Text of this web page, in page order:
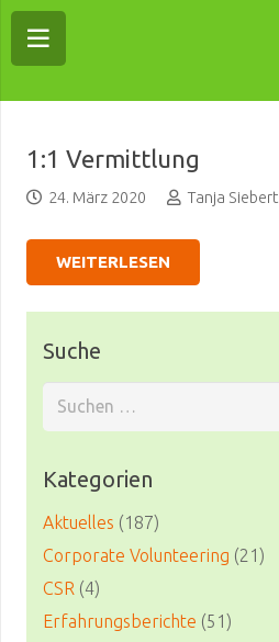
1:1 Vermittlung
24. März 2020 Tanja Siebert
WEITERLESEN
Suche
Suchen
nach:
Kategorien
Aktuelles (187)
Corporate Volunteering (21)
CSR (4)
Erfahrungsberichte (51)